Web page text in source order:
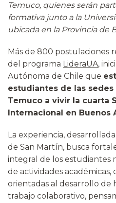
Temuco, quienes serán
formativa junto a la
ubicada en la Provincia de
Más de 800 postulaciones
del programa LideraUA,
Autónoma de Chile que
estudiantes de las sedes
Temuco a vivir la cuarta
Internacional en Buenos
La experiencia,
de San Martín, busca
integral de los estudiantes
de actividades
orientadas al desarrollo de
trabajo colaborativo,